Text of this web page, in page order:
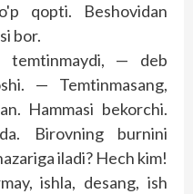
qopti. Beshovidan
bor.
temtinmaydi, — deb
— Temtinmasang,
Hammasi bekorchi.
Birovning burnini
iladi? Hech kim!
ishla, desang, ish